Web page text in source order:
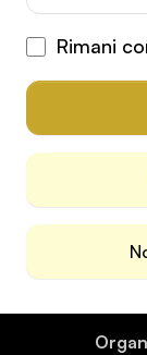
Rimani